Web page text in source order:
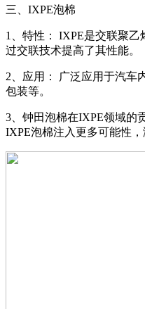
三、IXPE泡棉
1、特性： IXPE是交联聚乙
过交联技术提高了其性能。
2、应用： 广泛应用于汽车
包装等。
3、钟田泡棉在IXPE领域的
IXPE泡棉注入更多可能性，